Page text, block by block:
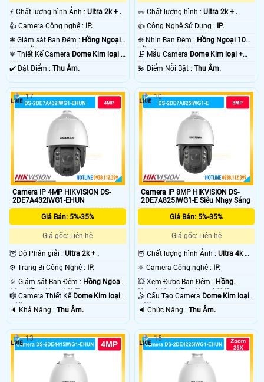
️⚡ Chất lượng hình Ảnh : Ultra 2k + .
👍 Camera Công nghệ : IP.
❃ Giám sát Ban Đêm : Hồng Ngoại
10m Hồng Ngoại SMD.
❄ Thiết Kế Camera Dome Kim loại +
Nhựa.
️✔️ Đặt Điểm : Thu Âm.
️👀 Chất lượng hình :Ultra 2k + .
👍 Công Nghệ Sử Dụng : IP.
❈ Nhìn Ban Đêm : Hồng Ngoại 10m
Hồng Ngoại SMD.
🗜️ Mẫu Camera Dome Kim loại +
Nhựa.
️💫 Điểm Nỗi Bật :Thu Âm.
Camera IP 4MP HIKVISION DS-
2DE7A432IWG1-EHUN
Giá Bán: 5%-35%
Giá gốc: Liên hệ
🦉 Độ Phân giải : Ultra 2k + .
⚙ Trang Bị Công Nghệ :
IP.
🔅 Giám sát Ban Đêm : Hồng Ngoại
10m Hồng Ngoại SMD.
🎼️ Camera Thiết Kế Dome Kim loại
+ Nhựa.
️🔈 Khả Năng : Thu Âm.
17
Camera IP 8MP HIKVISION DS-
2DE7A825IWG1-E Siêu Nhạy Sáng
Giá Bán: 5%-35%
Giá gốc: Liên hệ
🦉 Chất lượng hình Ảnh :Ultra 4k 👍🏾
⚛️ Camera Công nghệ :
IP.
💥 Xem Được Ban Đêm : Hồng
Ngoại 10m Hồng Ngoại SMD.
🤹 Cấu Tạo Camera Dome Kim loại
+ Nhựa.
️🔈 Chức Năng :Thu Âm.
10
13 15